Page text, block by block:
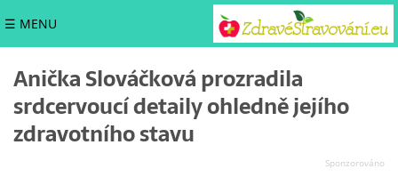
☰ MENU
Anička Slováčková prozradila
srdcervoucí detaily ohledně jejího
zdravotního stavu